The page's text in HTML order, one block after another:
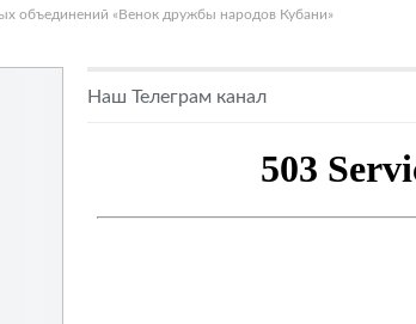
объединений «Венок дружбы народов Кубани»
Наш Телеграм канал